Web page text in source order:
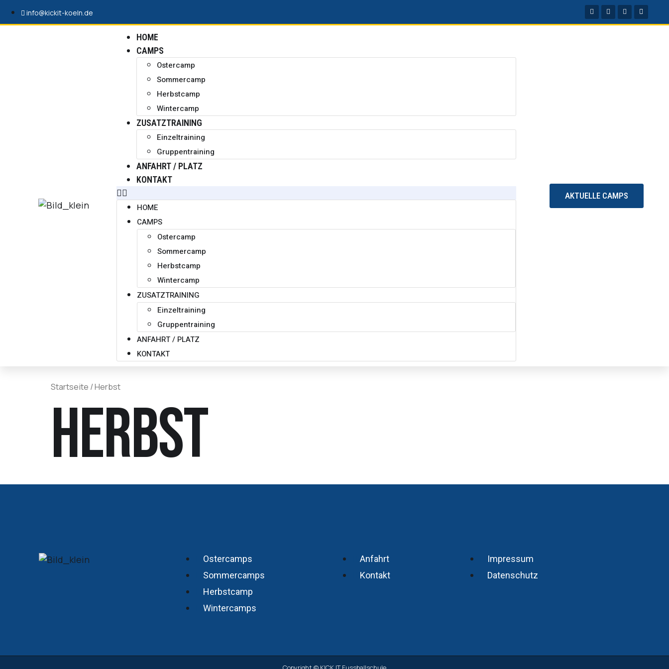
info@kickit-koeln.de
HOME
CAMPS
Ostercamp
Sommercamp
Herbstcamp
Wintercamp
ZUSATZTRAINING
Einzeltraining
Gruppentraining
ANFAHRT / PLATZ
KONTAKT
HOME
CAMPS
Ostercamp
Sommercamp
Herbstcamp
Wintercamp
ZUSATZTRAINING
Einzeltraining
Gruppentraining
ANFAHRT / PLATZ
KONTAKT
AKTUELLE CAMPS
Startseite / Herbst
Herbst
Ostercamps
Sommercamps
Herbstcamp
Wintercamps
Anfahrt
Kontakt
Impressum
Datenschutz